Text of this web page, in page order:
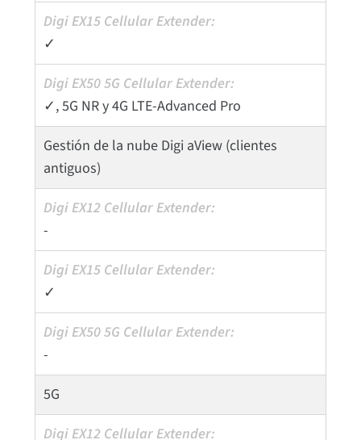
✓
✓, 5G NR y 4G LTE-Advanced Pro
Gestión de la nube Digi aView (clientes
antiguos)
-
✓
-
5G